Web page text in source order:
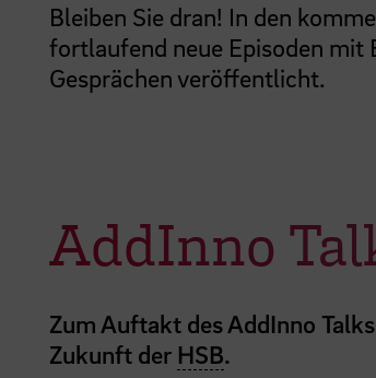
Bleiben Sie dran! In den
fortlaufend neue Episoden mit
Gesprächen veröffentlicht.
AddInno
Zum Auftakt des AddInno
Zukunft der HSB.